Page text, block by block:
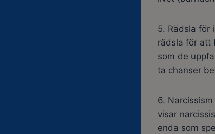
5. Rädsla för
rädsla för att
som de
ta chanser
6.
visar
enda som